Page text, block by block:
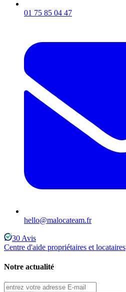
01 75 85 04 47
hello@malocateam.fr
30 Avis
Centre d'aide propriétaires et locataires
Notre actualité